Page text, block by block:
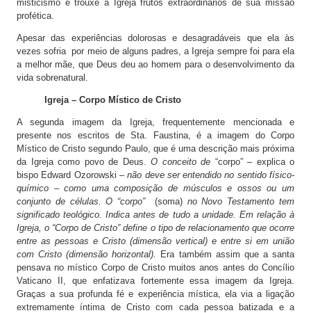
misticismo e trouxe à Igreja frutos extraordinários de sua missão
profética.
Apesar das experiências dolorosas e desagradáveis que ela às
vezes sofria por meio de alguns padres, a Igreja sempre foi para ela
a melhor mãe, que Deus deu ao homem para o desenvolvimento da
vida sobrenatural.
Igreja – Corpo Místico de Cristo
A segunda imagem da Igreja, frequentemente mencionada e
presente nos escritos de Sta. Faustina, é a imagem do Corpo
Místico de Cristo segundo Paulo, que é uma descrição mais próxima
da Igreja como povo de Deus. O conceito de “corpo” – explica o
bispo Edward Ozorowski –não deve ser entendido no sentido físico-
químico – como uma composição de músculos e ossos ou um
conjunto de células. O “corpo” (soma) no Novo Testamento tem
significado teológico. Indica antes de tudo a unidade. Em relação à
Igreja, o “Corpo de Cristo” define o tipo de relacionamento que ocorre
entre as pessoas e Cristo (dimensão vertical) e entre si em união
com Cristo (dimensão horizontal). Era também assim que a santa
pensava no místico Corpo de Cristo muitos anos antes do Concílio
Vaticano II, que enfatizava fortemente essa imagem da Igreja.
Graças a sua profunda fé e experiência mística, ela via a ligação
extremamente íntima de Cristo com cada pessoa batizada e a